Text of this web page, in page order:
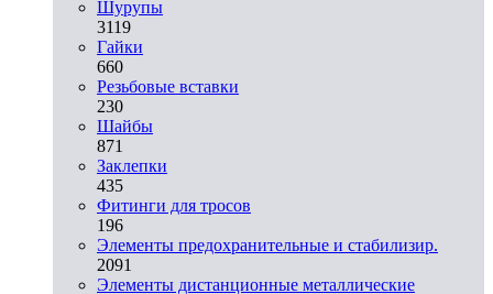
Шурупы
3119
Гайки
660
Резьбовые вставки
230
Шайбы
871
Заклепки
435
Фитинги для тросов
196
Элементы предохранительные и стабилизир.
2091
Элементы дистанционные металлические